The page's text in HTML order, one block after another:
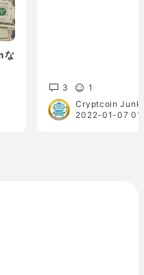
な
3
1
Cryptcoin
2022-01-07